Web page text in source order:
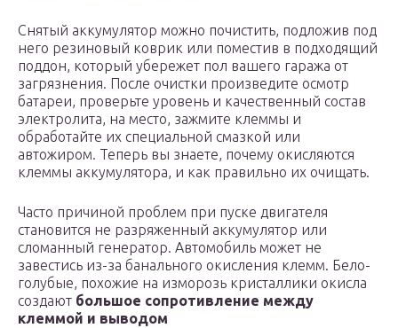
Снятый аккумулятор можно почистить, подложив под
него резиновый коврик или поместив в подходящий
поддон, который убережет пол вашего гаража от
загрязнения. После очистки произведите осмотр
батареи, проверьте уровень и качественный состав
электролита, на место, зажмите клеммы и
обработайте их специальной смазкой или
автожиром. Теперь вы знаете, почему окисляются
клеммы аккумулятора, и как правильно их очищать.
Часто причиной проблем при пуске двигателя
становится не разряженный аккумулятор или
сломанный генератор. Автомобиль может не
завестись из-за банального окисления клемм. Бело-
голубые, похожие на изморозь кристаллики окисла
создают большое сопротивление между
клеммой и выводом